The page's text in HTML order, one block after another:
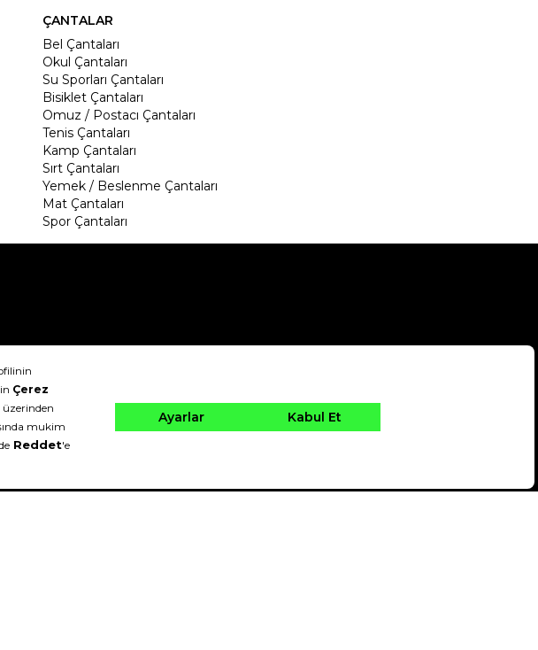
ÇANTALAR
Bel Çantaları
Okul Çantaları
Su Sporları Çantaları
Bisiklet Çantaları
Omuz / Postacı Çantaları
Tenis Çantaları
Kamp Çantaları
Sırt Çantaları
Yemek / Beslenme Çantaları
Mat Çantaları
Spor Çantaları